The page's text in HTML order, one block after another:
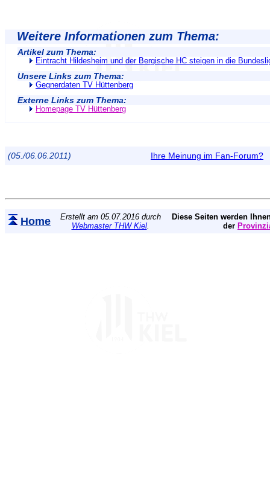
Weitere Informationen zum Thema:
Artikel zum Thema:
Eintracht Hildesheim und der Bergische HC steigen in die
Unsere Links zum Thema:
Gegnerdaten TV Hüttenberg
Externe Links zum Thema:
Homepage TV Hüttenberg
(05./06.06.2011) Ihre Meinung im Fan-Forum?
Home
Erstellt am 05.07.2016 durch
Webmaster THW Kiel.
Diese Seiten werden
der